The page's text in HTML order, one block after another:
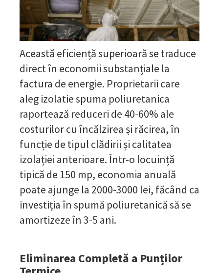
Această eficiență superioară se traduce
direct în economii substanțiale la
factura de energie. Proprietarii care
aleg izolatie spuma poliuretanica
raportează reduceri de 40-60% ale
costurilor cu încălzirea și răcirea, în
funcție de tipul clădirii și calitatea
izolației anterioare. Într-o locuință
tipică de 150 mp, economia anuală
poate ajunge la 2000-3000 lei, făcând ca
investiția în spumă poliuretanică să se
amortizeze în 3-5 ani.
Eliminarea Completă a Punților